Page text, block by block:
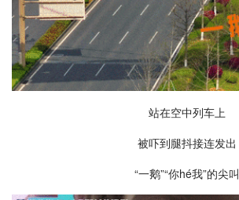
站在空中列车上
被吓到腿抖接连发出
“一鹅”“你hé我”的尖叫